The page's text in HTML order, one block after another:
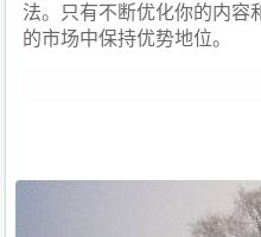
法。只有不断优化你的内容
的市场中保持优势地位。